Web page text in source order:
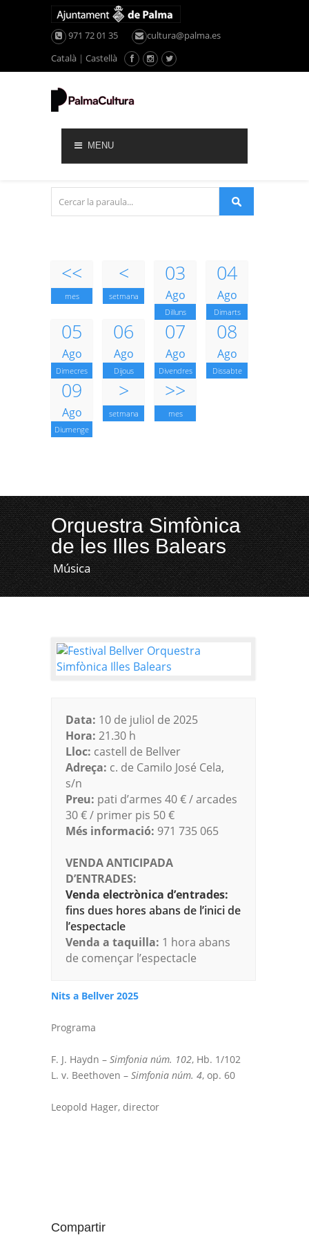
971 72 01 35
cultura@palma.es
Català | Castellà
MENU
<<
mes
<
setmana
03
Ago
Dilluns
04
Ago
Dimarts
05
Ago
Dimecres
06
Ago
Dijous
07
Ago
Divendres
08
Ago
Dissabte
09
Ago
Diumenge
>
setmana
>>
mes
Orquestra Simfònica
de les Illes Balears
Música
Data: 10 de juliol de 2025
Hora: 21.30 h
Lloc: castell de Bellver
Adreça: c. de Camilo José Cela,
s/n
Preu: pati d’armes 40 € / arcades
30 € / primer pis 50 €
Més informació: 971 735 065
VENDA ANTICIPADA
D’ENTRADES:
Venda electrònica d’entrades:
fins dues hores abans de l’inici de
l’espectacle
Venda a taquilla: 1 hora abans
de començar l’espectacle
Nits a Bellver 2025
Programa
F. J. Haydn – Simfonia núm. 102, Hb. 1/102
L. v. Beethoven – Simfonia núm. 4, op. 60
Leopold Hager, director
Compartir